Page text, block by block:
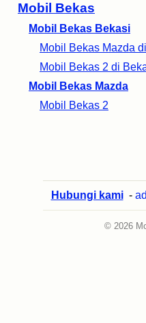
Mobil Bekas
Mobil Bekas Bekasi
Mobil Bekas Mazda
Mobil Bekas 2 di
Mobil Bekas Mazda
Mobil Bekas 2
Hubungi kami -
© 2026